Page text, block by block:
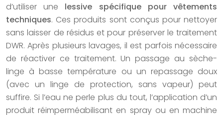
d’utiliser une lessive spécifique pour vêtements
techniques. Ces produits sont conçus pour nettoyer
sans laisser de résidus et pour préserver le traitement
DWR. Après plusieurs lavages, il est parfois nécessaire
de réactiver ce traitement. Un passage au sèche-
linge à basse température ou un repassage doux
(avec un linge de protection, sans vapeur) peut
suffire. Si l’eau ne perle plus du tout, l’application d’un
produit réimperméabilisant en spray ou en machine